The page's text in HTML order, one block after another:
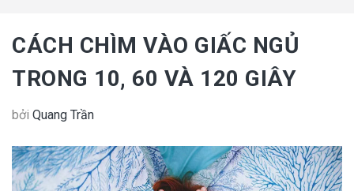
CÁCH CHÌM VÀO GIẤC NGỦ
TRONG 10, 60 VÀ 120 GIÂY
bởi Quang Trần